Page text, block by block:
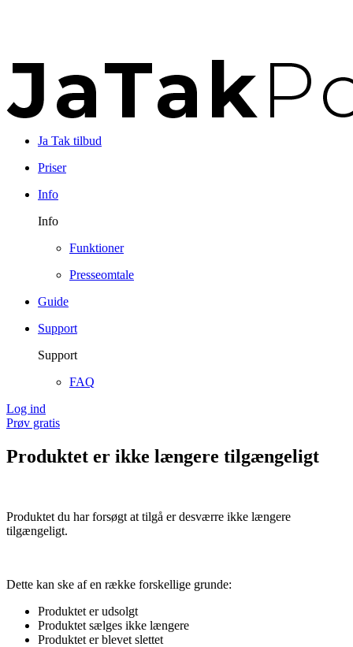
Ja Tak tilbud
Priser
Info
Info
Funktioner
Presseomtale
Guide
Support
Support
FAQ
Log ind
Prøv gratis
Produktet er ikke længere tilgængeligt
Produktet du har forsøgt at tilgå er desværre ikke længere
tilgængeligt.
Dette kan ske af en række forskellige grunde:
Produktet er udsolgt
Produktet sælges ikke længere
Produktet er blevet slettet